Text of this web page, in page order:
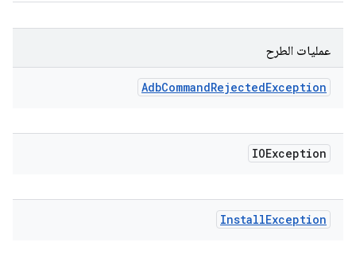
عمليات الطرح
AdbCommandRejectedException
IOException
InstallException